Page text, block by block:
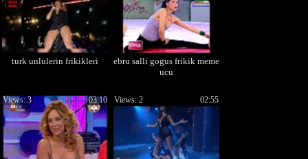
turk unlulerin frikikleri
ebru salli gogus frikik meme
ucu
03:10
Views: 3 02:55
Views: 2